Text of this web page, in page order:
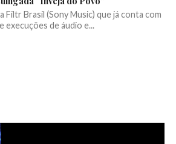
Filtr Brasil (Sony Music) que já conta com
execuções de áudio e...